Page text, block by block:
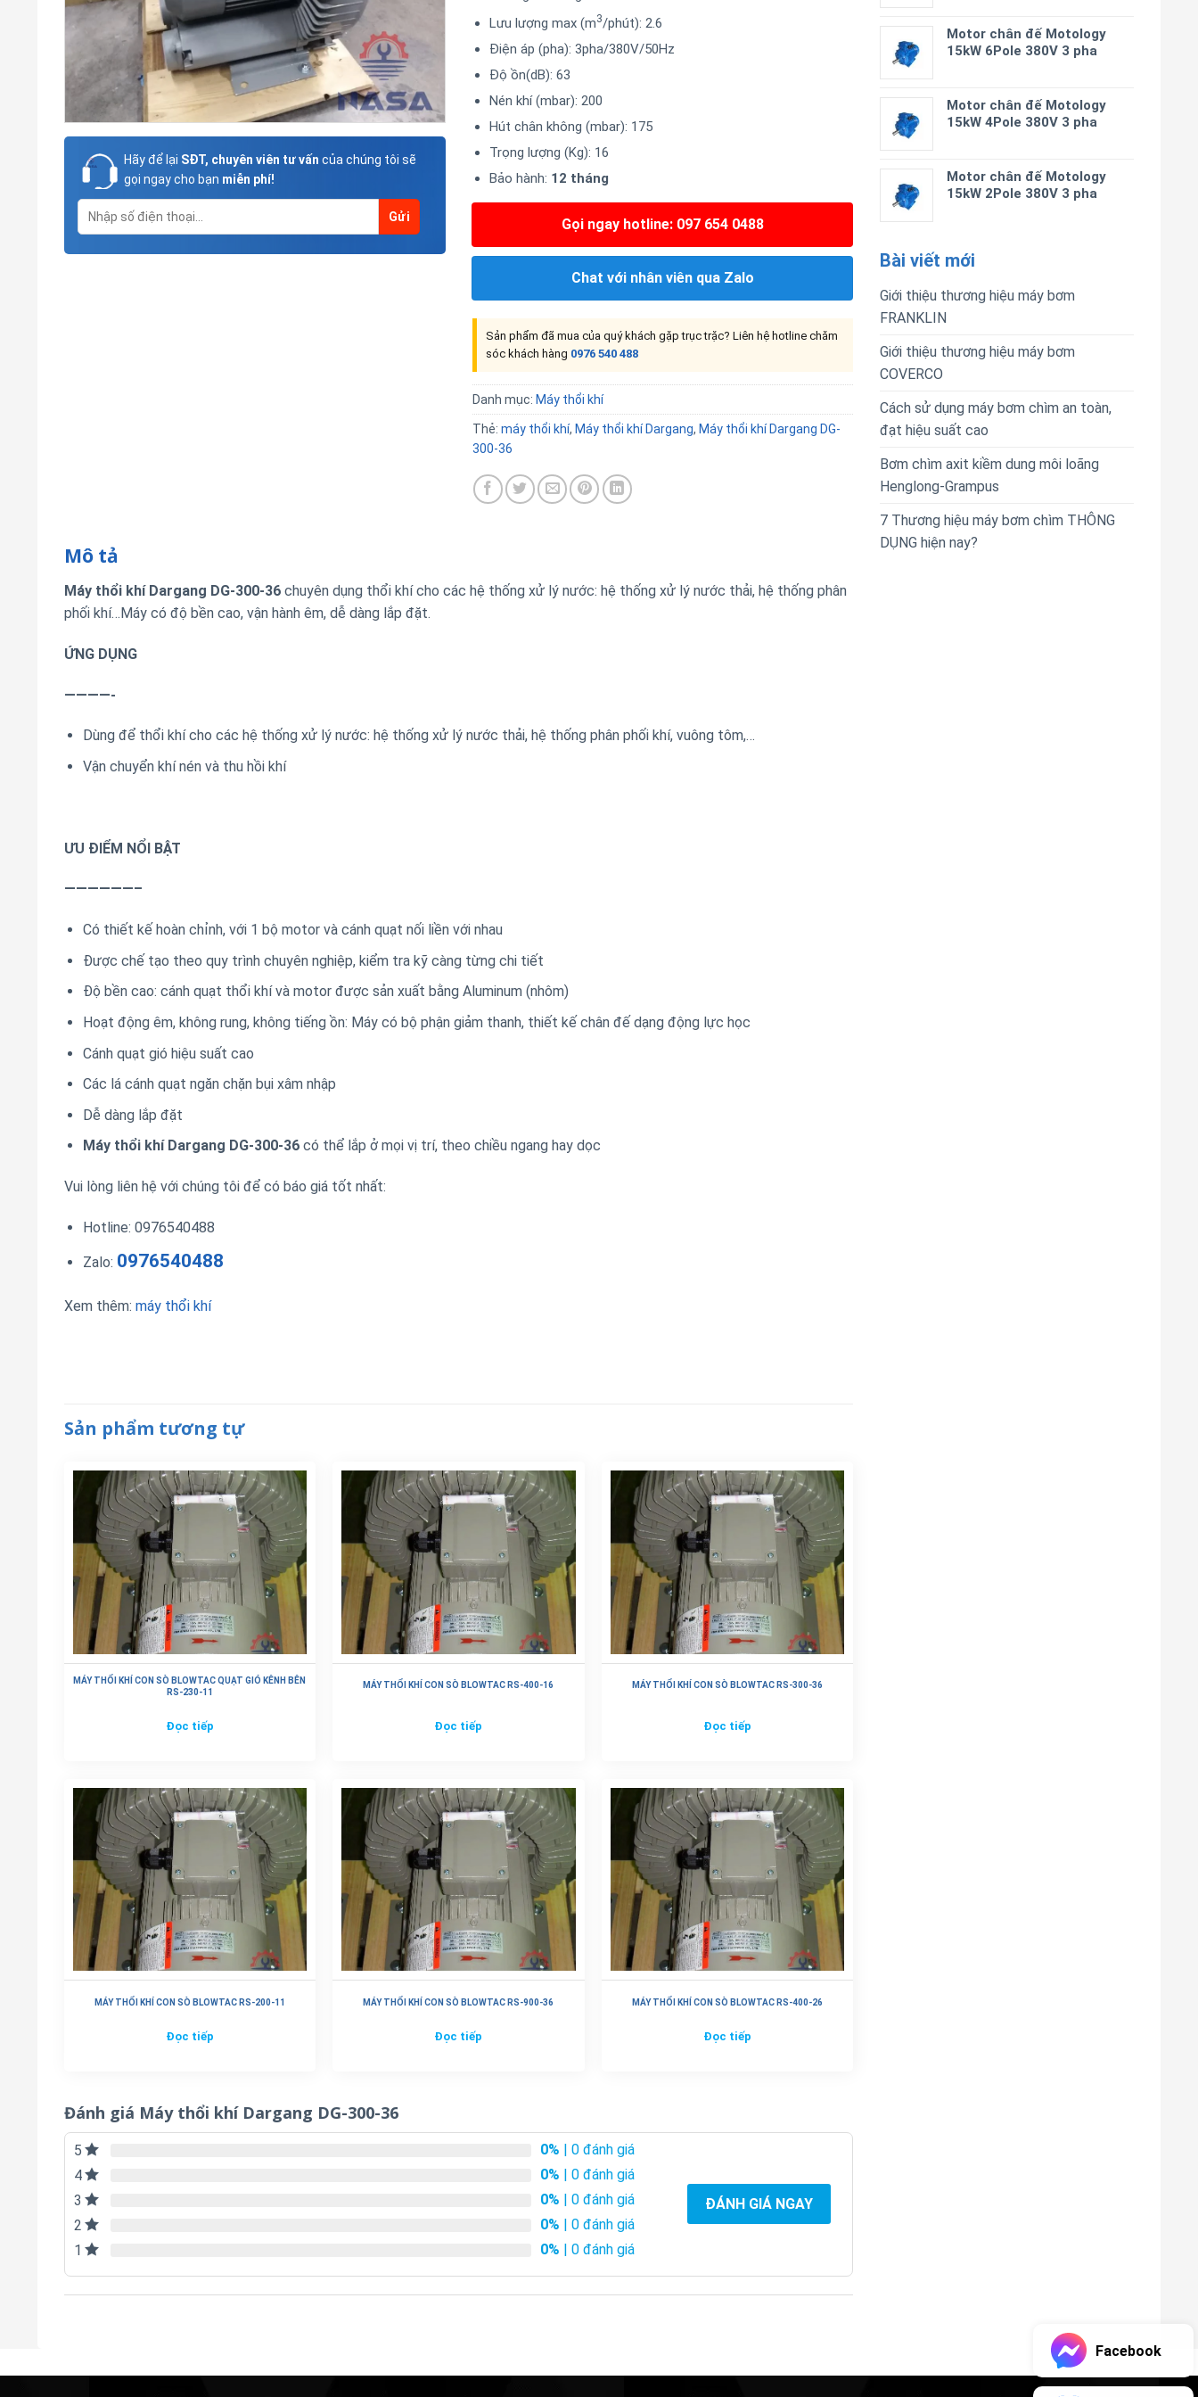
Motor chân đế Motology
15kW 6Pole 380V 3 pha
Motor chân đế Motology
15kW 4Pole 380V 3 pha
Motor chân đế Motology
15kW 2Pole 380V 3 pha
Bài viết mới
Giới thiệu thương hiệu máy bơm
FRANKLIN
Giới thiệu thương hiệu máy bơm
COVERCO
Cách sử dụng máy bơm chìm an toàn,
đạt hiệu suất cao
Bơm chìm axit kiềm dung môi loãng
Henglong-Grampus
7 Thương hiệu máy bơm chìm THÔNG
DỤNG hiện nay?
Hãy để lại SĐT, chuyên viên tư vấn của chúng tôi sẽ
gọi ngay cho bạn miễn phí!
Lưu lượng max (m3/phút): 2.6
Điện áp (pha): 3pha/380V/50Hz
Độ ồn(dB): 63
Nén khí (mbar): 200
Hút chân không (mbar): 175
Trọng lượng (Kg): 16
Bảo hành: 12 tháng
Gọi ngay hotline: 097 654 0488
Chat với nhân viên qua Zalo
Sản phẩm đã mua của quý khách gặp trục trặc? Liên hệ hotline chăm
sóc khách hàng 0976 540 488
Danh mục: Máy thổi khí
Thẻ: máy thổi khí, Máy thổi khí Dargang, Máy thổi khí Dargang DG-
300-36
Mô tả
Máy thổi khí Dargang DG-300-36 chuyên dụng thổi khí cho các hệ thống xử lý nước: hệ thống xử lý nước thải, hệ thống phân
phối khí…Máy có độ bền cao, vận hành êm, dễ dàng lắp đặt.
ỨNG DỤNG
————-
Dùng để thổi khí cho các hệ thống xử lý nước: hệ thống xử lý nước thải, hệ thống phân phối khí, vuông tôm,…
Vận chuyển khí nén và thu hồi khí
ƯU ĐIỂM NỔI BẬT
——————–
Có thiết kế hoàn chỉnh, với 1 bộ motor và cánh quạt nối liền với nhau
Được chế tạo theo quy trình chuyên nghiệp, kiểm tra kỹ càng từng chi tiết
Độ bền cao: cánh quạt thổi khí và motor được sản xuất bằng Aluminum (nhôm)
Hoạt động êm, không rung, không tiếng ồn: Máy có bộ phận giảm thanh, thiết kế chân đế dạng động lực học
Cánh quạt gió hiệu suất cao
Các lá cánh quạt ngăn chặn bụi xâm nhập
Dễ dàng lắp đặt
Máy thổi khí Dargang DG-300-36 có thể lắp ở mọi vị trí, theo chiều ngang hay dọc
Vui lòng liên hệ với chúng tôi để có báo giá tốt nhất:
Hotline: 0976540488
Zalo: 0976540488
Xem thêm: máy thổi khí
Sản phẩm tương tự
MÁY THỔI KHÍ CON SÒ BLOWTAC QUẠT GIÓ KÊNH BÊN
RS-230-11
Đọc tiếp
MÁY THỔI KHÍ CON SÒ BLOWTAC RS-400-16
Đọc tiếp
MÁY THỔI KHÍ CON SÒ BLOWTAC RS-300-36
Đọc tiếp
MÁY THỔI KHÍ CON SÒ BLOWTAC RS-200-11
Đọc tiếp
MÁY THỔI KHÍ CON SÒ BLOWTAC RS-900-36
Đọc tiếp
MÁY THỔI KHÍ CON SÒ BLOWTAC RS-400-26
Đọc tiếp
Đánh giá Máy thổi khí Dargang DG-300-36
5 0% | 0 đánh giá
4
0% | 0 đánh giá
3
0% | 0 đánh giá
2
0% | 0 đánh giá
1
0% | 0 đánh giá
ĐÁNH GIÁ NGAY
Facebook